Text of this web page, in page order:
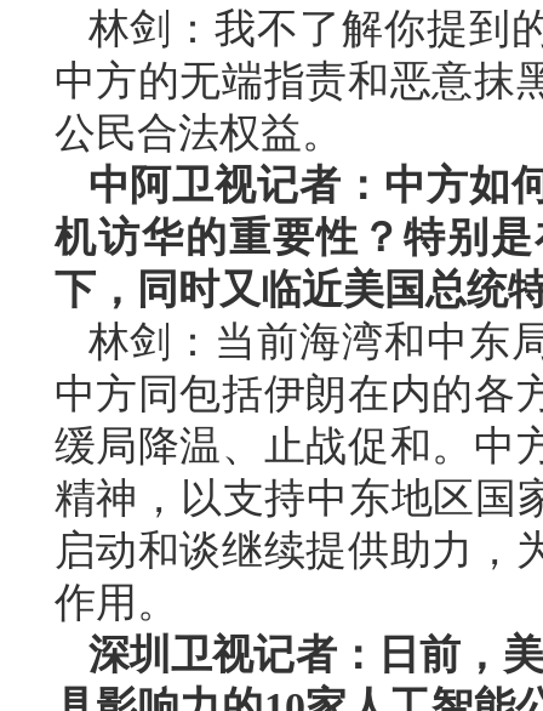
林剑：我不了解你提到
中方的无端指责和恶意抹
公民合法权益。
中阿卫视记者：中方如
机访华的重要性？特别
下，同时又临近美国总统
林剑：当前海湾和中东
中方同包括伊朗在内的各
缓局降温、止战促和。中
精神，以支持中东地区国
启动和谈继续提供助力，
作用。
深圳卫视记者：日前，